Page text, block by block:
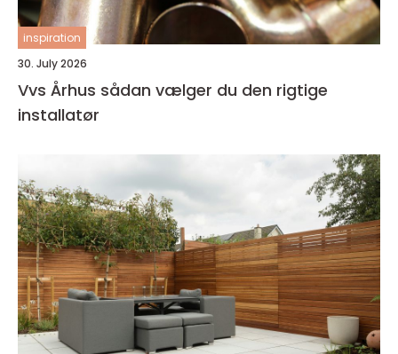
inspiration
30. July 2026
Vvs Århus sådan vælger du den rigtige
installatør